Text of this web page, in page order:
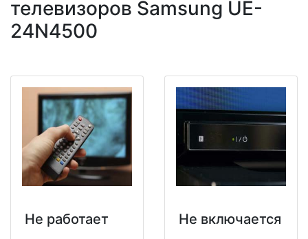
телевизоров Samsung UE-
24N4500
Не работает Не включается